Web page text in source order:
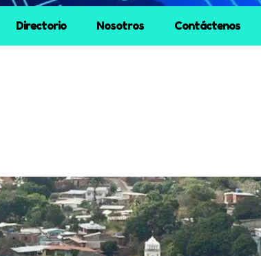
Directorio Nosotros Contáctenos